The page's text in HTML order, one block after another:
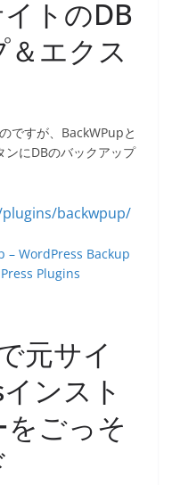
イトのDB
エクス
ですが、BackWPupと
ンにDBのバックアップ
– WordPress Backup
Plugins
元サイ
ンスト
ごっそ